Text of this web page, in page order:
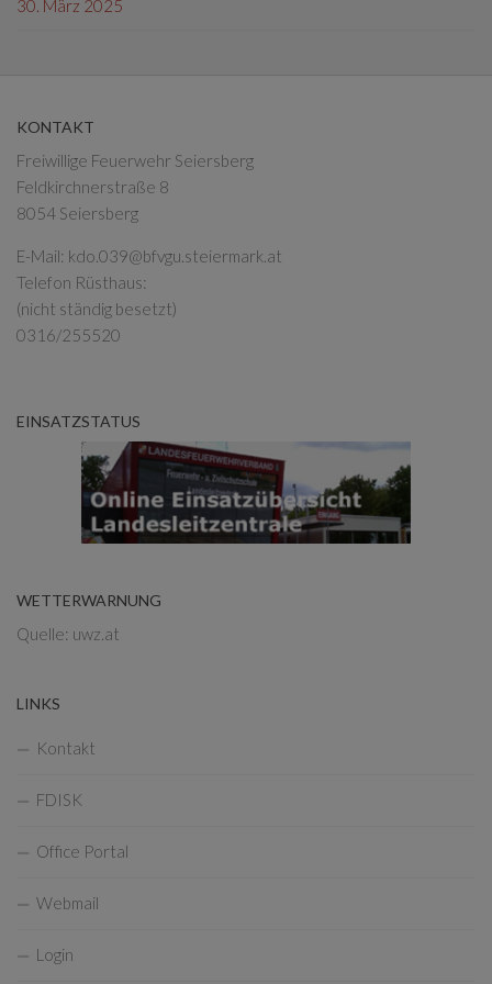
30. März 2025
KONTAKT
Freiwillige Feuerwehr Seiersberg
Feldkirchnerstraße 8
8054 Seiersberg
E-Mail: kdo.039@bfvgu.steiermark.at
Telefon Rüsthaus:
(nicht ständig besetzt)
0316/255520
EINSATZSTATUS
WETTERWARNUNG
Quelle: uwz.at
LINKS
Kontakt
FDISK
Office Portal
Webmail
Login